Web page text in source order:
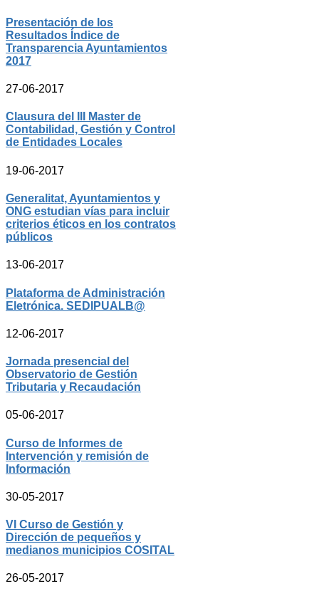
Presentación de los
Resultados Índice de
Transparencia Ayuntamientos
2017
27-06-2017
Clausura del III Master de
Contabilidad, Gestión y Control
de Entidades Locales
19-06-2017
Generalitat, Ayuntamientos y
ONG estudian vías para incluir
criterios éticos en los contratos
públicos
13-06-2017
Plataforma de Administración
Eletrónica. SEDIPUALB@
12-06-2017
Jornada presencial del
Observatorio de Gestión
Tributaria y Recaudación
05-06-2017
Curso de Informes de
Intervención y remisión de
Información
30-05-2017
VI Curso de Gestión y
Dirección de pequeños y
medianos municipios COSITAL
26-05-2017